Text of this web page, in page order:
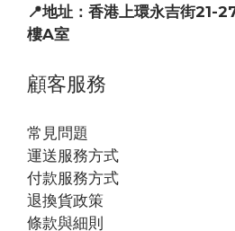
📍地址：香港上環永吉街21-
樓A室
顧客服務
常見問題
運送服務方式
付款服務方式
退換貨政策
條款與細則